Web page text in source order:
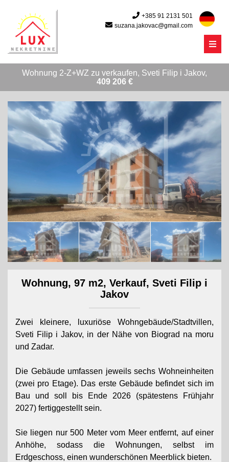
+385 91 2131 501
suzana.jakovac@gmail.com
Menu
Wohnung 2-Z+WZ zu verkaufen, Sveti Filip i Jakov,
409 206 €
Wohnung, 97 m2, Verkauf, Sveti Filip i
Jakov
Zwei kleinere, luxuriöse Wohngebäude/Stadtvillen,
Sveti Filip i Jakov, in der Nähe von Biograd na moru
und Zadar.
Die Gebäude umfassen jeweils sechs Wohneinheiten
(zwei pro Etage). Das erste Gebäude befindet sich im
Bau und soll bis Ende 2026 (spätestens Frühjahr
2027) fertiggestellt sein.
Sie liegen nur 500 Meter vom Meer entfernt, auf einer
Anhöhe, sodass die Wohnungen, selbst im
Erdgeschoss, einen wunderschönen Meerblick bieten.